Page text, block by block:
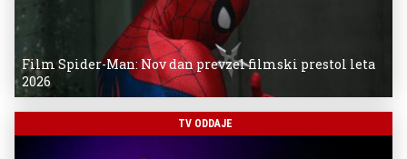
Film Spider-Man: Nov dan prevzel filmski prestol leta
2026
TV ODDAJE